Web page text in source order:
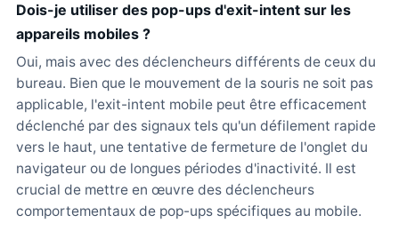
Dois-je utiliser des pop-ups d'exit-intent sur les
appareils mobiles ?
Oui, mais avec des déclencheurs différents de ceux du
bureau. Bien que le mouvement de la souris ne soit pas
applicable, l'exit-intent mobile peut être efficacement
déclenché par des signaux tels qu'un défilement rapide
vers le haut, une tentative de fermeture de l'onglet du
navigateur ou de longues périodes d'inactivité. Il est
crucial de mettre en œuvre des déclencheurs
comportementaux de pop-ups spécifiques au mobile.